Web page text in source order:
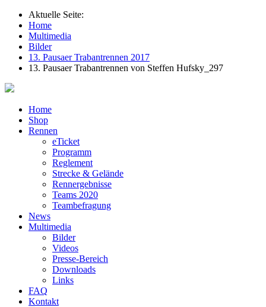
Aktuelle Seite:
Home
Multimedia
Bilder
13. Pausaer Trabantrennen 2017
13. Pausaer Trabantrennen von Steffen Hufsky_297
Home
Shop
Rennen
eTicket
Programm
Reglement
Strecke & Gelände
Rennergebnisse
Teams 2020
Teambefragung
News
Multimedia
Bilder
Videos
Presse-Bereich
Downloads
Links
FAQ
Kontakt